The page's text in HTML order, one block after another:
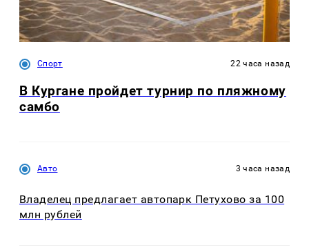
Спорт 22 часа назад
В Кургане пройдет турнир по пляжному
самбо
Авто 3 часа назад
Владелец предлагает автопарк Петухово за 100
млн рублей